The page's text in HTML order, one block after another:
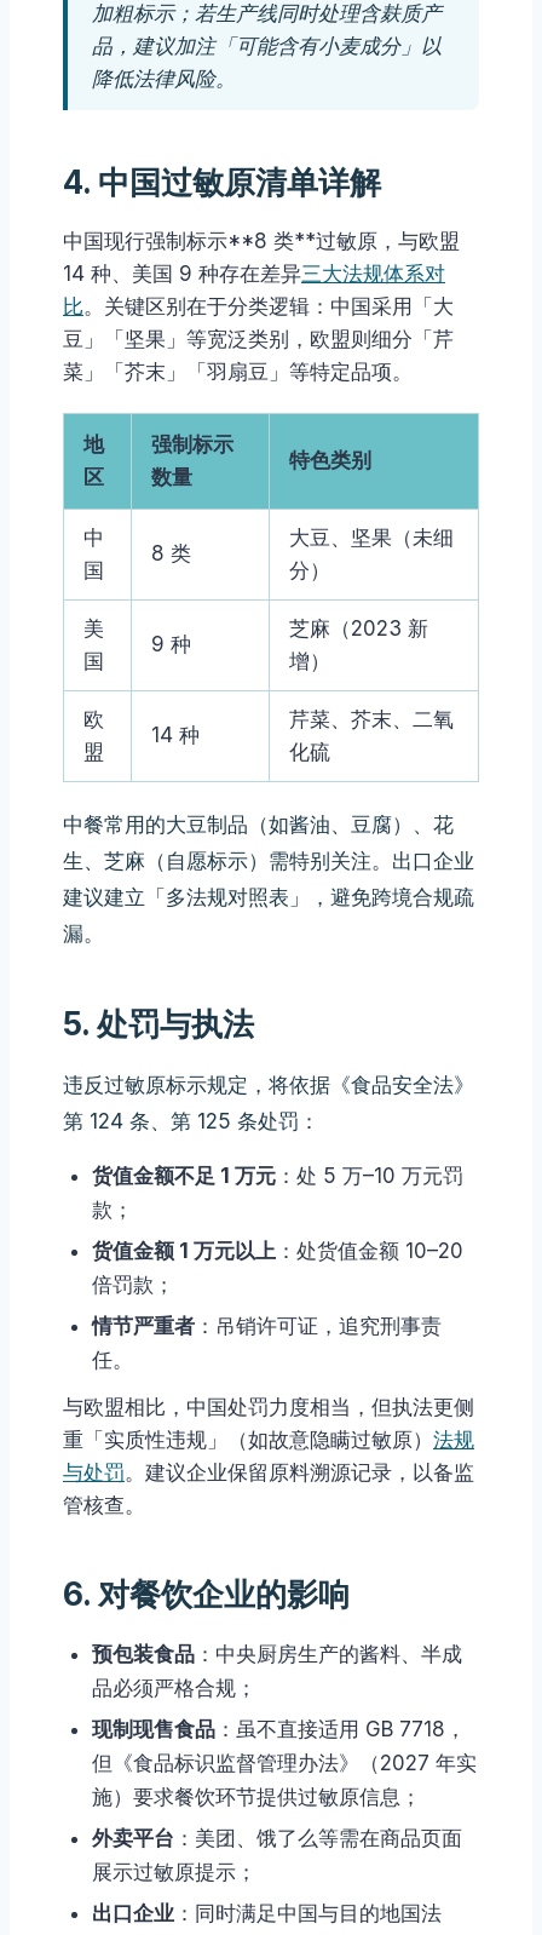
加粗标示；若生产线同时处理含麸质产
品，建议加注「可能含有小麦成分」以
降低法律风险。
4. 中国过敏原清单详解
中国现行强制标示**8 类**过敏原，与欧盟
14 种、美国 9 种存在差异三大法规体系对
比。关键区别在于分类逻辑：中国采用「大
豆」「坚果」等宽泛类别，欧盟则细分「芹
菜」「芥末」「羽扇豆」等特定品项。
地
区
强制标示
数量
特色类别
中
国
8 类
大豆、坚果（未细
分）
美
国
9 种
芝麻（2023 新
增）
欧
盟
14 种
芹菜、芥末、二氧
化硫
中餐常用的大豆制品（如酱油、豆腐）、花
生、芝麻（自愿标示）需特别关注。出口企业
建议建立「多法规对照表」，避免跨境合规疏
漏。
5. 处罚与执法
违反过敏原标示规定，将依据《食品安全法》
第 124 条、第 125 条处罚：
货值金额不足 1 万元 ：处 5 万–10 万元罚
款；
货值金额 1 万元以上 ：处货值金额 10–20
倍罚款；
情节严重者 ：吊销许可证，追究刑事责
任。
与欧盟相比，中国处罚力度相当，但执法更侧
重「实质性违规」（如故意隐瞒过敏原） 法规
与处罚。建议企业保留原料溯源记录，以备监
管核查。
6. 对餐饮企业的影响
预包装食品 ：中央厨房生产的酱料、半成
品必须严格合规；
现制现售食品 ：虽不直接适用 GB 7718，
但《食品标识监督管理办法》（2027 年实
施）要求餐饮环节提供过敏原信息；
外卖平台 ：美团、饿了么等需在商品页面
展示过敏原提示；
出口企业 ：同时满足中国与目的地国法